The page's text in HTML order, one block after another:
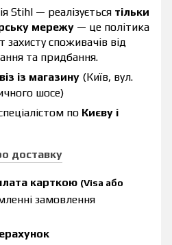
Stihl — реалізується тільки
мережу — це політика
захисту споживачів від
та придбання.
із магазину (Київ, вул.
шосе)
по Києву і
доставку
карткою (Visa або
замовлення